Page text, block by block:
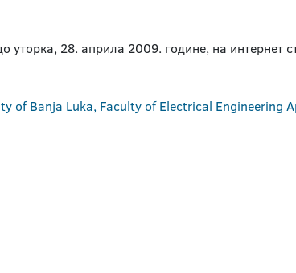
уторка, 28. априла 2009. године, на интернет
of Banja Luka, Faculty of Electrical Engineering